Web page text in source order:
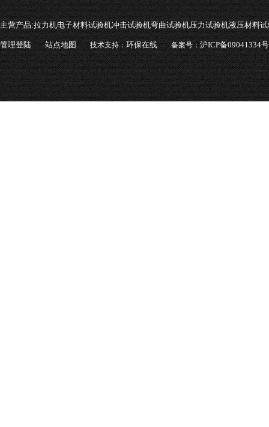
主营产品:拉力机电子材料试验机冲击试验机弯曲试验机压力试验机液压材料
管理登陆 站点地图 技术支持：环保在线 备案号：沪ICP备09041334